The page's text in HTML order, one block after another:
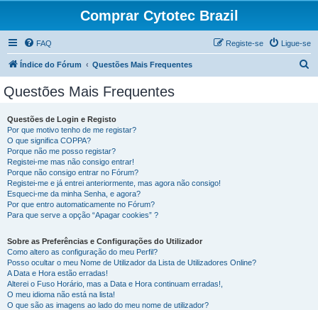
Comprar Cytotec Brazil
FAQ Ligue-se
Registe-se
Índice do Fórum Questões Mais Frequentes
Questões Mais Frequentes
Questões de Login e Registo
Por que motivo tenho de me registar?
O que significa COPPA?
Porque não me posso registar?
Registei-me mas não consigo entrar!
Porque não consigo entrar no Fórum?
Registei-me e já entrei anteriormente, mas agora não consigo!
Esqueci-me da minha Senha, e agora?
Por que entro automaticamente no Fórum?
Para que serve a opção “Apagar cookies” ?
Sobre as Preferências e Configurações do Utilizador
Como altero as configuração do meu Perfil?
Posso ocultar o meu Nome de Utilizador da Lista de Utilizadores Online?
A Data e Hora estão erradas!
Alterei o Fuso Horário, mas a Data e Hora continuam erradas!,
O meu idioma não está na lista!
O que são as imagens ao lado do meu nome de utilizador?